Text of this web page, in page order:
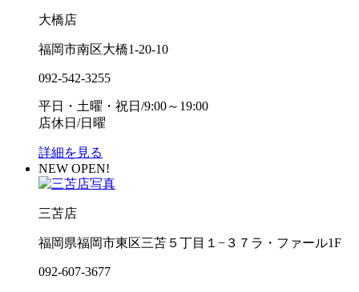
大橋店
福岡市南区大橋1-20-10
092-542-3255
平日・土曜・祝日/9:00～19:00
店休日/日曜
詳細を見る
NEW OPEN!
三苫店
福岡県福岡市東区三苫５丁目１−３７ラ・ファール1F
092-607-3677